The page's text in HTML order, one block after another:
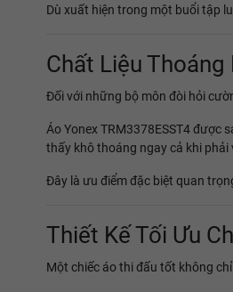
Dù xuất hiện trong một buổi tập
Chất Liệu Thoáng
Đối với những bộ môn đòi hỏi
Áo Yonex TRM3378ESST4
thấy khô thoáng ngay cả khi
Đây là ưu điểm đặc biệt quan
Thiết Kế Tối Ưu
Một chiếc áo thi đấu tốt không